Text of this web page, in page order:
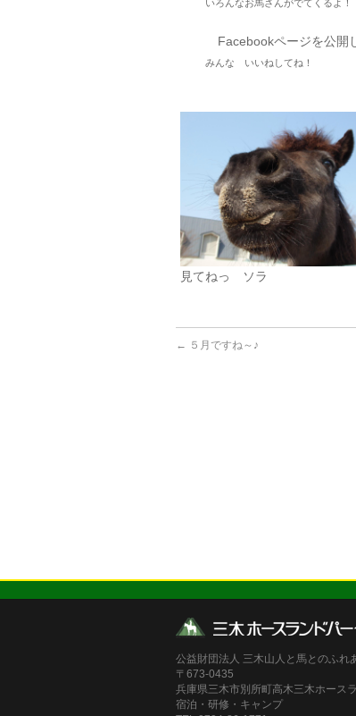
いろんなお馬さんがでてくるよ！
Facebookページを公開
みんな いいねしてね！
見てねっ ソラ
← ５月ですね～♪
公益財団法人 三木山人と馬とのふれ
〒673-0435
兵庫県三木市別所町高木三木ホース
宿泊・研修・キャンプ